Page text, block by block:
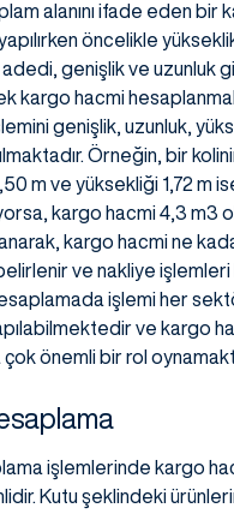
alanını ifade eden bir
öncelikle
adedi, genişlik ve uzunluk
kargo hacmi
genişlik, uzunluk,
Örneğin, bir
m ve yüksekliği 1,72 m
kargo hacmi 4,3 m3
kargo hacmi ne
ve nakliye
işlemi her
ve kargo
çok önemli bir rol
işlemlerinde kargo
Kutu şeklindeki